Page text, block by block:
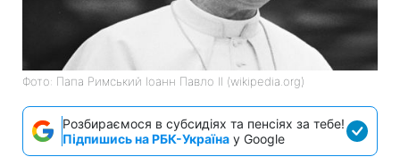
Фото: Папа Римський Іоанн Павло II (wikipedia.org)
Розбираємося в субсидіях та пенсіях за тебе!
Підпишись на РБК-Україна у Google